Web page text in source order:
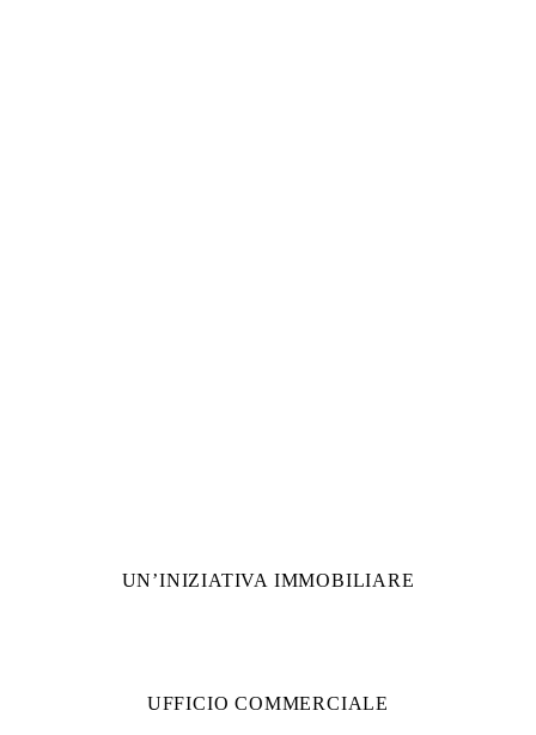
UN’INIZIATIVA IMMOBILIARE
UFFICIO COMMERCIALE